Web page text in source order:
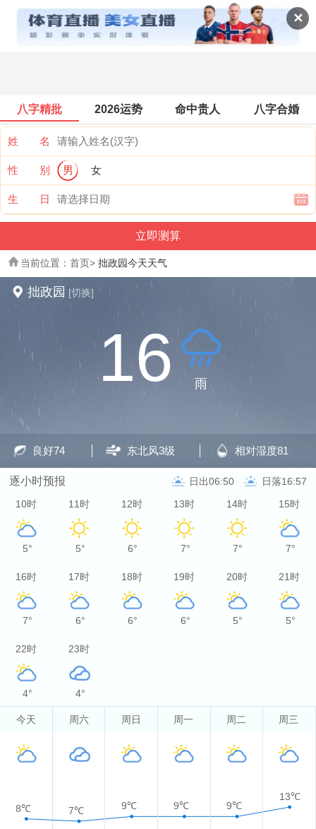
✕
景点天气
八字精批 2026运势 命中贵人 八字合婚
姓 名
性 别 男 女
生 日
当前位置： 首页> 拙政园今天天气
拙政园 [切换]
16 雨
良好74 东北风3级 相对湿度81
逐小时预报 日出06:50 日落16:57
10时
5°
11时
5°
12时
6°
13时
7°
14时
7°
15时
7°
16时
7°
17时
6°
18时
6°
19时
6°
20时
5°
21时
5°
22时
4°
23时
4°
今天 周六 周日 周一 周二 周三
8℃ 7℃ 9℃ 9℃ 9℃
13℃